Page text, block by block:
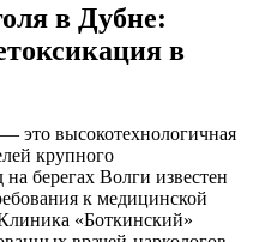
в Дубне:
в
это высокотехнологичная
крупного
берегах Волги известен
к медицинской
«Боткинский»